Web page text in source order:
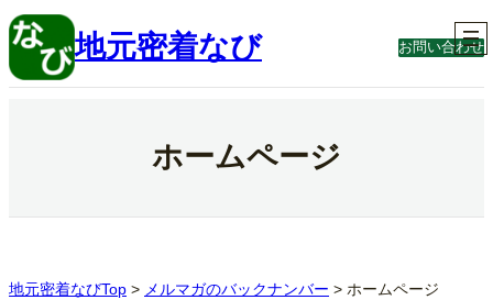
内
容
ス
地元密着なび お問い合わせ
ホームページ
地元密着なびTop > メルマガのバックナンバー > ホームページ